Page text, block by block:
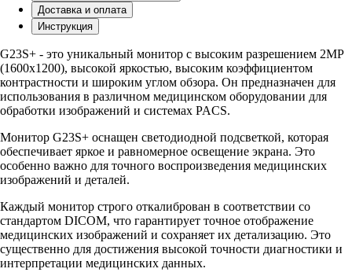
Доставка и оплата
Инструкция
G23S+ - это уникальный монитор с высоким разрешением 2MP
(1600x1200), высокой яркостью, высоким коэффициентом
контрастности и широким углом обзора. Он предназначен для
использования в различном медицинском оборудовании для
обработки изображений и системах PACS.
Монитор G23S+ оснащен светодиодной подсветкой, которая
обеспечивает яркое и равномерное освещение экрана. Это
особенно важно для точного воспроизведения медицинских
изображений и деталей.
Каждый монитор строго откалиброван в соответствии со
стандартом DICOM, что гарантирует точное отображение
медицинских изображений и сохраняет их детализацию. Это
существенно для достижения высокой точности диагностики и
интерпретации медицинских данных.